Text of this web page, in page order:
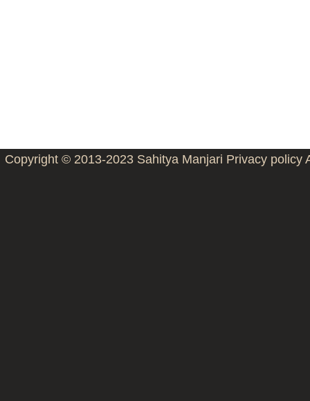
Copyright © 2013-2023 Sahitya Manjari Privacy policy